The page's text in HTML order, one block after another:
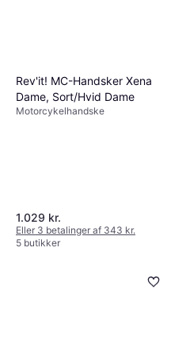
Rev'it! MC-Handsker Xena
Dame, Sort/Hvid Dame
Motorcykelhandske
1.029 kr.
Eller 3 betalinger af 343 kr.
5 butikker